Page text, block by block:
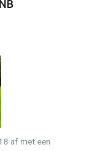
af met een